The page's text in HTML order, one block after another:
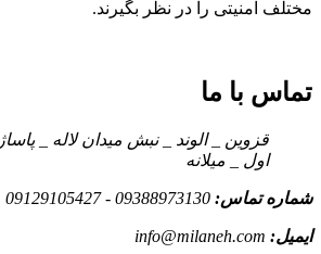
مختلف امنیتی را در نظر بگیرند.
تماس با ما
قزوین _ الوند _ نبش میدان لاله _ پاساژ
اول _ میلانه
شماره تماس: 09388973130 - 09129105427
ایمیل: info@milaneh.com